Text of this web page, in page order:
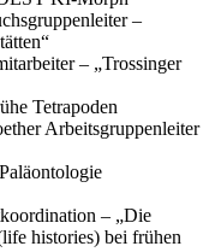
–
– „Trossinger
Tetrapoden
Arbeitsgruppenleiter
– „Die
histories) bei frühen